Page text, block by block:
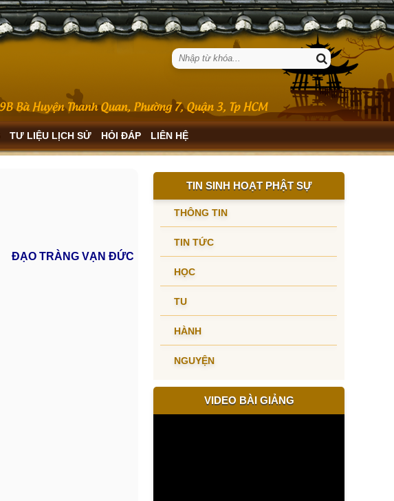
TƯ LIỆU LỊCH SỬ HỎI ĐÁP LIÊN HỆ
ĐẠO TRÀNG VẠN ĐỨC
TIN SINH HOẠT PHẬT SỰ
THÔNG TIN
TIN TỨC
HỌC
TU
HÀNH
NGUYỆN
VIDEO BÀI GIẢNG